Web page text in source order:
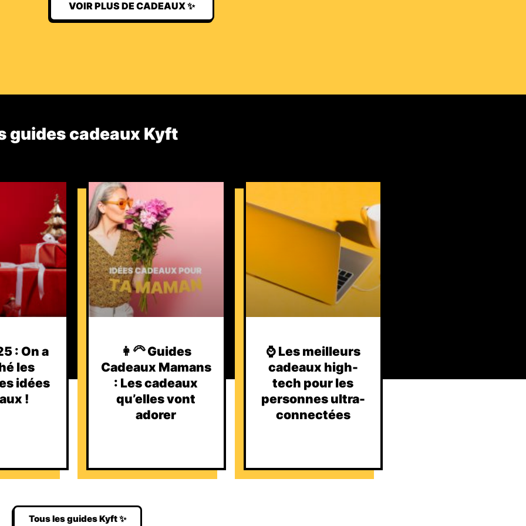
VOIR PLUS DE CADEAUX ✨
guides cadeaux Kyft​
: On a
les
idées
!
👩‍🦳 Guides
Cadeaux Mamans
: Les cadeaux
qu’elles vont
adorer
⌚️ Les meilleurs
cadeaux high-
tech pour les
personnes ultra-
connectées
Tous les guides Kyft ✨